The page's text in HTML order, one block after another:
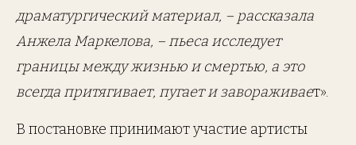
драматургический материал, – рассказала
Анжела Маркелова, – пьеса исследует
границы между жизнью и смертью, а это
всегда притягивает, пугает и завораживает».
В постановке принимают участие артисты